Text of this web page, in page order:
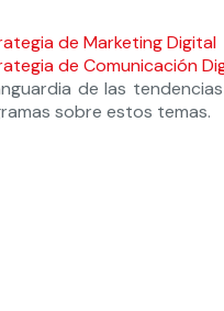
de Marketing Digital
de Comunicación
de las
sobre estos temas.